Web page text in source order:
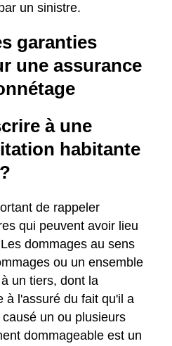
un sinistre.
garanties
une assurance
à une
habitante
de rappeler
qui peuvent avoir lieu
dommages au sens
ou un ensemble
un tiers, dont la
à l'assuré du fait qu'il a
un ou plusieurs
dommageable est un